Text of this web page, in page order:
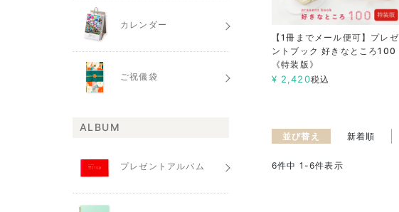
【1冊までメール便可】プレゼ
ントブック 好きなところ100
《特装版》
¥ 2,420税込
並び替え 新着順
6件中 1 -6件表示
カレンダー
ご祝儀袋
ALBUM
プレゼントアルバム